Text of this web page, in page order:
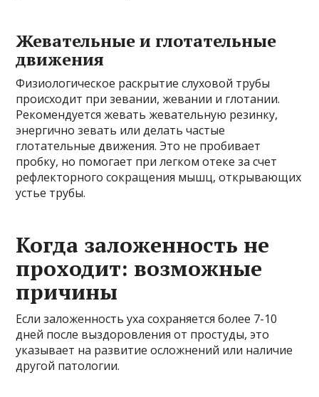
Жевательные и глотательные
движения
Физиологическое раскрытие слуховой трубы
происходит при зевании, жевании и глотании.
Рекомендуется жевать жевательную резинку,
энергично зевать или делать частые
глотательные движения. Это не пробивает
пробку, но помогает при легком отеке за счет
рефлекторного сокращения мышц, открывающих
устье трубы.
Когда заложенность не
проходит: возможные
причины
Если заложенность уха сохраняется более 7-10
дней после выздоровления от простуды, это
указывает на развитие осложнений или наличие
другой патологии.